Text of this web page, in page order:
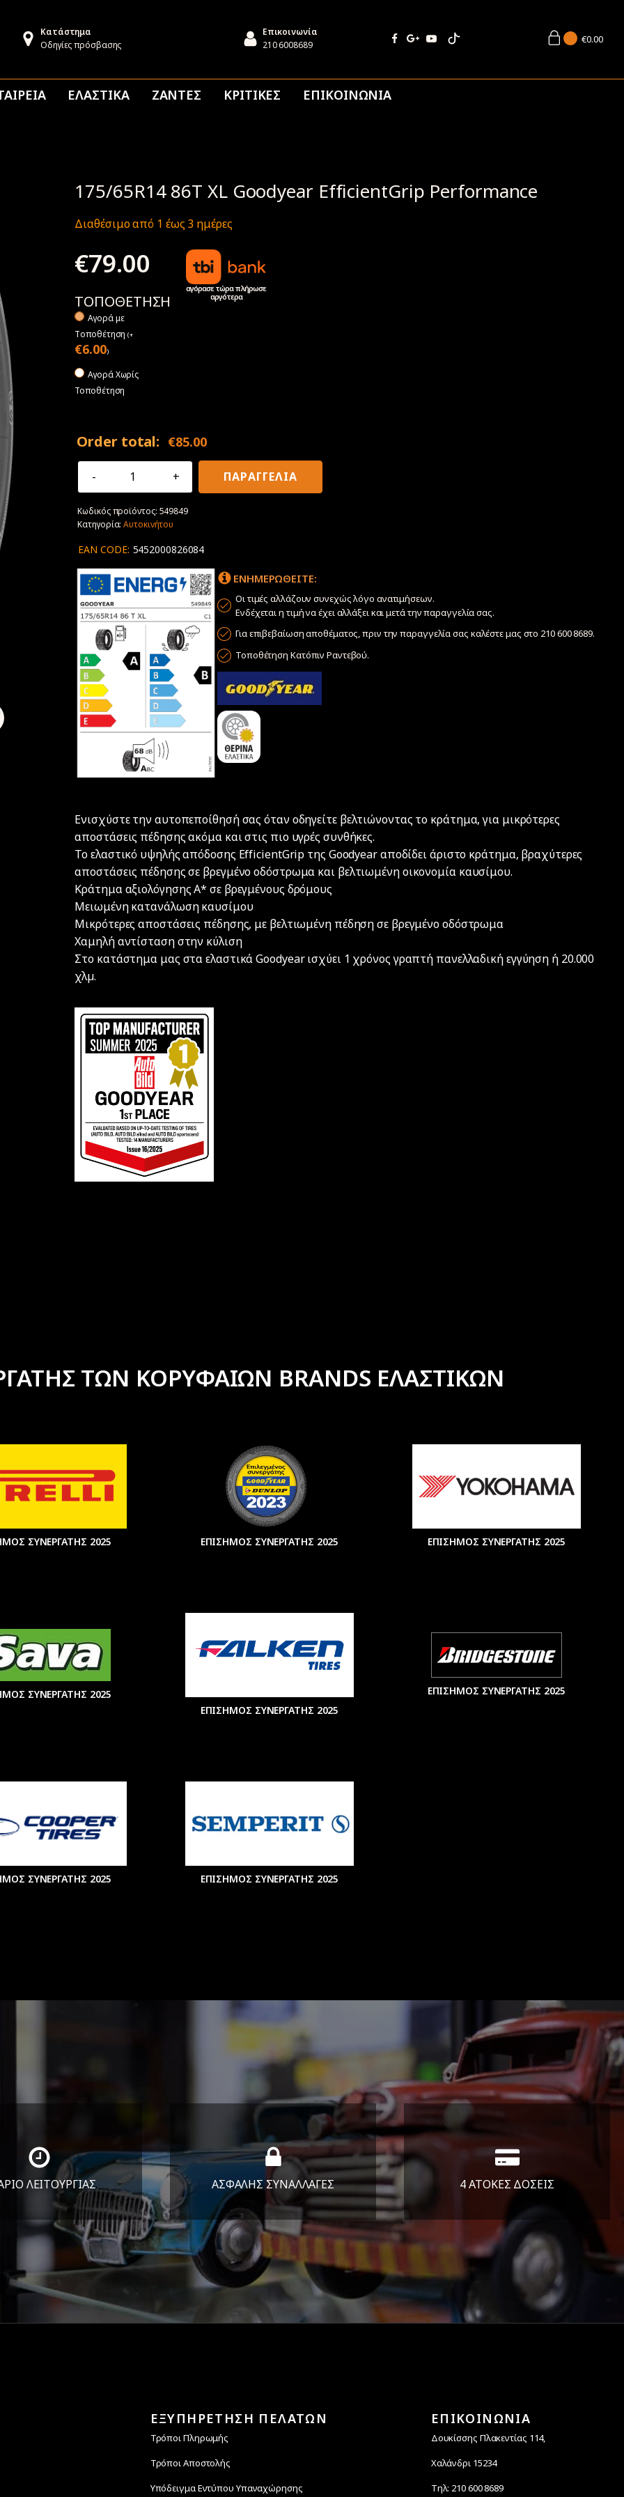
Κατάστημα
Οδηγίες πρόσβασης
Επικοινωνία
210 6008689
€0.00
ΕΛΑΣΤΙΚΑ ΖΑΝΤΕΣ ΚΡΙΤΙΚΕΣ ΕΠΙΚΟΙΝΩΝΙΑ
175/65R14 86T XL Goodyear EfficientGrip Performance
Διαθέσιμο από 1 έως 3 ημέρες
€79.00
αγόρασε τώρα πλήρωσε
αργότερα
ΤΟΠΟΘΕΤΗΣΗ
Αγορά με
Tοποθέτηση(+
€6.00)
Αγορά Χωρίς
Τοποθέτηση
Order total: €85.00
175/65R14
Goodyear
EfficientGrip
ποσότητα
ΠΑΡΑΓΓΕΛΙΑ
Κωδικός προϊόντος: 549849
Κατηγορία:Αυτοκινήτου
EAN CODE: 5452000826084
ΕΝΗΜΕΡΩΘΕΙΤΕ:
Οι τιμές αλλάζουν συνεχώς λόγο ανατιμήσεων.
Ενδέχεται η τιμή να έχει αλλάξει και μετά την παραγγελία σας.
Για επιβεβαίωση αποθέματος, πριν την παραγγελία σας καλέστε μας στο 210 600 8689.
Τοποθέτηση Κατόπιν Ραντεβού.
Ενισχύστε την αυτοπεποίθησή σας όταν οδηγείτε βελτιώνοντας το κράτημα, για μικρότερες
αποστάσεις πέδησης ακόμα και στις πιο υγρές συνθήκες.
Το ελαστικό υψηλής απόδοσης EfficientGrip της Goodyear αποδίδει άριστο κράτημα, βραχύτερες
αποστάσεις πέδησης σε βρεγμένο οδόστρωμα και βελτιωμένη οικονομία καυσίμου.
Κράτημα αξιολόγησης A* σε βρεγμένους δρόμους
Μειωμένη κατανάλωση καυσίμου
Μικρότερες αποστάσεις πέδησης, με βελτιωμένη πέδηση σε βρεγμένο οδόστρωμα
Χαμηλή αντίσταση στην κύλιση
Στο κατάστημα μας στα ελαστικά Goodyear ισχύει 1 χρόνος γραπτή πανελλαδική εγγύηση ή 20.000
χλµ.
ΤΩΝ ΚΟΡΥΦΑΙΩΝ BRANDS ΕΛΑΣΤΙΚΩΝ
ΣΥΝΕΡΓΑΤΗΣ 2025
ΕΠΙΣΗΜΟΣ ΣΥΝΕΡΓΑΤΗΣ 2025 ΕΠΙΣΗΜΟΣ ΣΥΝΕΡΓΑΤΗΣ 2025
ΣΥΝΕΡΓΑΤΗΣ 2025
ΕΠΙΣΗΜΟΣ ΣΥΝΕΡΓΑΤΗΣ 2025
ΕΠΙΣΗΜΟΣ ΣΥΝΕΡΓΑΤΗΣ 2025
ΣΥΝΕΡΓΑΤΗΣ 2025 ΕΠΙΣΗΜΟΣ ΣΥΝΕΡΓΑΤΗΣ 2025
ΛΕΙΤΟΥΡΓΙΑΣ
ΠΑΡ 8:30-17:30
ΑΣΦΑΛΗΣ ΣΥΝΑΛΛΑΓΕΣ
Εγγυόμαστε την ασφάλεια
των συναλλαγών σας.
4 ΑΤΟΚΕΣ ΔΟΣΕΙΣ
Υποστηρίζουμε μέχρι και 4
άτοκες δόσεις
ΕΞΥΠΗΡΕΤΗΣΗ ΠΕΛΑΤΩΝ
Τρόποι Πληρωμής
Τρόποι Αποστολής
Υπόδειγμα Εντύπου Υπαναχώρησης
ΕΠΙΚΟΙΝΩΝΙΑ
Δουκίσσης Πλακεντίας 114,
Χαλάνδρι 15234
Τηλ: 210 600 8689